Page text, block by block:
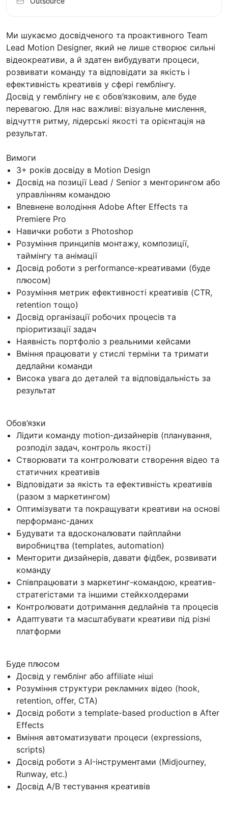
Ми шукаємо досвідченого та проактивного Team
Lead Motion Designer, який не лише створює сильні
відеокреативи, а й здатен вибудувати процеси,
розвивати команду та відповідати за якість і
ефективність креативів у сфері гемблінгу.
Досвід у гемблінгу не є обов’язковим, але буде
перевагою. Для нас важливі: візуальне мислення,
відчуття ритму, лідерські якості та орієнтація на
результат.
Вимоги
3+ років досвіду в Motion Design
Досвід на позиції Lead / Senior з менторингом або
управлінням командою
Впевнене володіння Adobe After Effects та
Premiere Pro
Навички роботи з Photoshop
Розуміння принципів монтажу, композиції,
таймінгу та анімації
Досвід роботи з performance-креативами (буде
плюсом)
Розуміння метрик ефективності креативів (CTR,
retention тощо)
Досвід організації робочих процесів та
пріоритизації задач
Наявність портфоліо з реальними кейсами
Вміння працювати у стислі терміни та тримати
дедлайни команди
Висока увага до деталей та відповідальність за
результат
Обов’язки
Лідити команду motion-дизайнерів (планування,
розподіл задач, контроль якості)
Створювати та контролювати створення відео та
статичних креативів
Відповідати за якість та ефективність креативів
(разом з маркетингом)
Оптимізувати та покращувати креативи на основі
перформанс-даних
Будувати та вдосконалювати пайплайни
виробництва (templates, automation)
Менторити дизайнерів, давати фідбек, розвивати
команду
Співпрацювати з маркетинг-командою, креатив-
стратегістами та іншими стейкхолдерами
Контролювати дотримання дедлайнів та процесів
Адаптувати та масштабувати креативи під різні
платформи
Буде плюсом
Досвід у гемблінг або affiliate ніші
Розуміння структури рекламних відео (hook,
retention, offer, CTA)
Досвід роботи з template-based production в After
Effects
Вміння автоматизувати процеси (expressions,
scripts)
Досвід роботи з AI-інструментами (Midjourney,
Runway, etc.)
Досвід A/B тестування креативів